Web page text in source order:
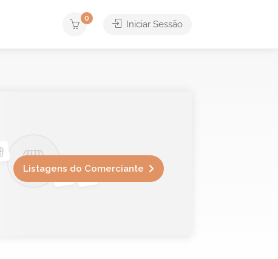
0
Iniciar Sessão
Listagens do Comerciante